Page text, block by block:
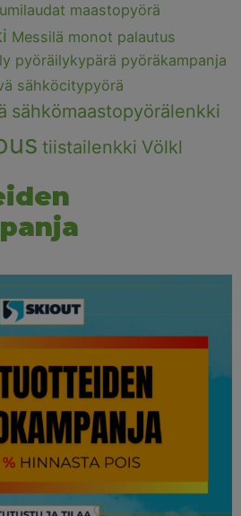
maastopyörä
Messilä monot palautus
pyöräilykypärä pyöräkampanja
sähköcitypyörä
sähkömaastopyörälenkki
tiistailenkki Völkl